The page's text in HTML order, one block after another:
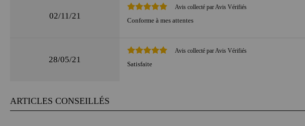
02/11/21
Avis collecté par Avis Vérifiés
Conforme à mes attentes
28/05/21
Avis collecté par Avis Vérifiés
Satisfaite
ARTICLES CONSEILLÉS